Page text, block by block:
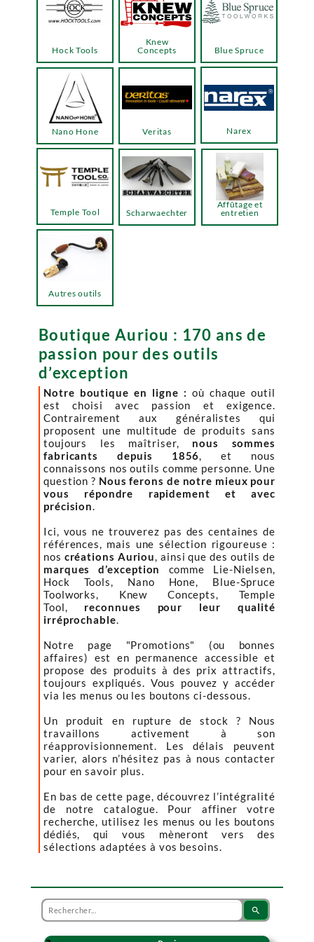
Boutique Auriou : 170 ans de
passion pour des outils
d’exception
Notre boutique en ligne : où chaque outil
est choisi avec passion et exigence.
Contrairement aux généralistes qui
proposent une multitude de produits sans
toujours les maîtriser, nous sommes
fabricants depuis 1856, et nous
connaissons nos outils comme personne. Une
question ? Nous ferons de notre mieux pour
vous répondre rapidement et avec
précision.
Ici, vous ne trouverez pas des centaines de
références, mais une sélection rigoureuse :
nos créations Auriou, ainsi que des outils de
marques d’exception
comme Lie-Nielsen,
Hock Tools, Nano Hone, Blue-Spruce
Toolworks, Knew Concepts, Temple
Tool, reconnues pour leur qualité
irréprochable.
Notre page "Promotions" (ou bonnes
affaires) est en permanence accessible et
propose des produits à des prix attractifs,
toujours expliqués. Vous pouvez y accéder
via les menus ou les boutons ci-dessous.
Un produit en rupture de stock ? Nous
travaillons activement à son
réapprovisionnement. Les délais peuvent
varier, alors n’hésitez pas à nous contacter
pour en savoir plus.
En bas de cette page, découvrez l’intégralité
de notre catalogue. Pour affiner votre
recherche, utilisez les menus ou les boutons
dédiés, qui vous mèneront vers des
sélections adaptées à vos besoins.
Hock Tools
Knew
Concepts
Temple Tool
Blue Spruce
Narex
Veritas
Nano Hone
Autres outils
Scharwaechter
Affûtage et
entretien
search